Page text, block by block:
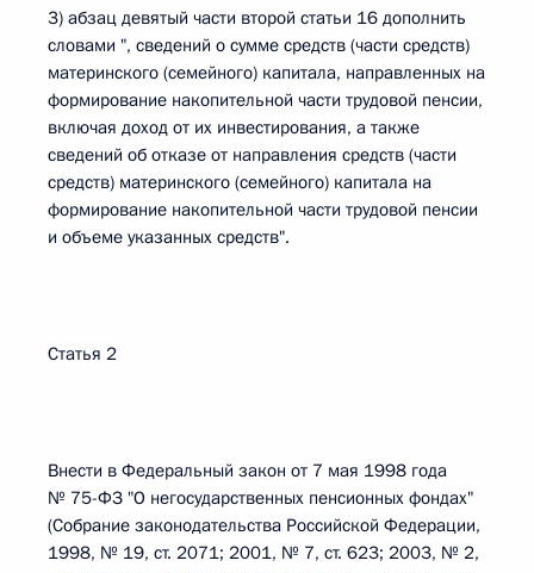
3) абзац девятый части второй статьи 16 дополнить
словами ", сведений о сумме средств (части средств)
материнского (семейного) капитала, направленных на
формирование накопительной части трудовой пенсии,
включая доход от их инвестирования, а также
сведений об отказе от направления средств (части
средств) материнского (семейного) капитала на
формирование накопительной части трудовой пенсии
и объеме указанных средств".
Статья 2
Внести в Федеральный закон от 7 мая 1998 года
№ 75-ФЗ "О негосударственных пенсионных фондах"
(Собрание законодательства Российской Федерации,
1998, № 19, ст. 2071; 2001, № 7, ст. 623; 2003, № 2,